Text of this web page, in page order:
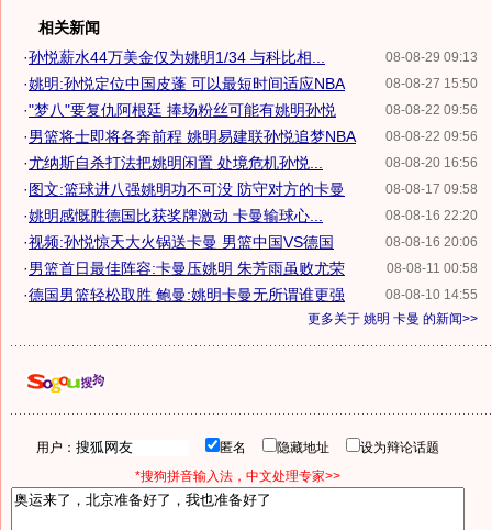
相关新闻
08-08-29 09:13
·孙悦薪水44万美金仅为姚明1/34 与科比相...
08-08-27 15:50
·姚明:孙悦定位中国皮蓬 可以最短时间适应NBA
08-08-22 09:56
·"梦八"要复仇阿根廷 捧场粉丝可能有姚明孙悦
08-08-22 09:56
·男篮将士即将各奔前程 姚明易建联孙悦追梦NBA
08-08-20 16:56
·尤纳斯自杀打法把姚明闲置 处境危机孙悦...
08-08-17 09:58
·图文:篮球进八强姚明功不可没 防守对方的卡曼
08-08-16 22:20
·姚明感慨胜德国比获奖牌激动 卡曼输球心...
08-08-16 20:06
·视频:孙悦惊天大火锅送卡曼 男篮中国VS德国
08-08-11 00:58
·男篮首日最佳阵容:卡曼压姚明 朱芳雨虽败尤荣
08-08-10 14:55
·德国男篮轻松取胜 鲍曼:姚明卡曼无所谓谁更强
更多关于 姚明 卡曼 的新闻>>
用户： 匿名 隐藏地址
设为辩论话题
*搜狗拼音输入法，中文处理专家>>